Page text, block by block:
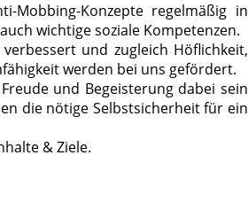
Mobbing-Konzepte regelmäßig in
wichtige soziale Kompetenzen.
und zugleich Höflichkeit,
werden bei uns gefördert.
und Begeisterung dabei sein
die nötige Selbstsicherheit für ein
& Ziele.